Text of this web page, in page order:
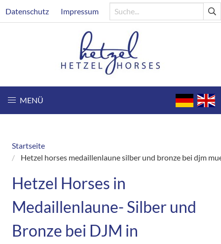
zum
Header
Datenschutz Impressum
MENÜ
Breadcrumb
Startseite
Hetzel horses medaillenlaune silber und bronze bei djm
Hetzel Horses in
Medaillenlaune- Silber und
Bronze bei DJM in